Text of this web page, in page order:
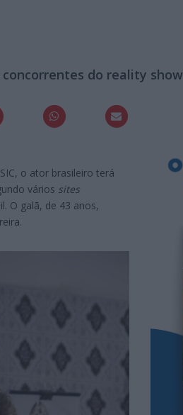
do reality show
o ator brasileiro terá
vários sites
O galã, de 43 anos,